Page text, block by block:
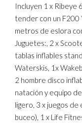
Incluyen 1 x
tender con un F200
metros de eslora
Juguetes:, 2 x
tablas inflables
Waterskis, 1x
2 hombre disco
natación y equipo
ligero, 3 x juegos de
buceo), 1 x Life